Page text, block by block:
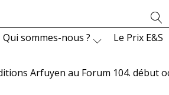
Qui sommes-nous ? Le Prix E&S
Arfuyen au Forum 104. début